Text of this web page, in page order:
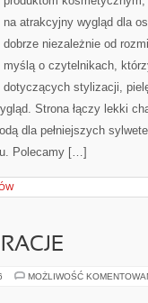
na atrakcyjny wygląd dla
dobrze niezależnie od
myślą o czytelnikach,
dotyczących stylizacji,
Strona łączy lekki
dla pełniejszych
Polecamy […]
MOŻLIWOŚĆ